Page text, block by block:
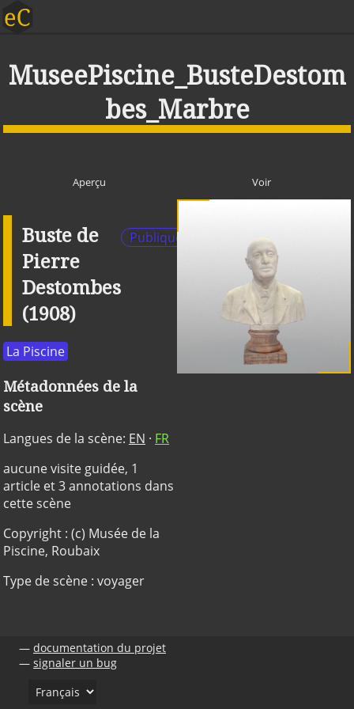
MuseePiscine_BusteDestom
bes_Marbre
Aperçu Voir
Buste de
Pierre
Destombes
(1908)
Publique
La Piscine
Métadonnées de la
scène
Langues de la scène: EN · FR
aucune visite guidée, 1
article et 3 annotations dans
cette scène
Copyright : (c) Musée de la
Piscine, Roubaix
Type de scène : voyager
documentation du projet
signaler un bug